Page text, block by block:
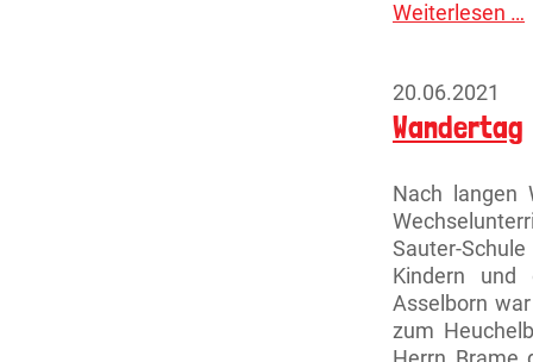
Weiterlesen …
20.06.2021
Wandertag
Nach langen
Sauter-
Kindern und
Asselborn
zum